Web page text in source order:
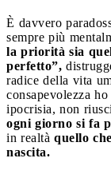
È davvero
sempre più
la priorità sia
perfetto”,
radice della vita
consapevolezza
ipocrisia, non
ogni giorno si fa
in realtà quello
nascita.